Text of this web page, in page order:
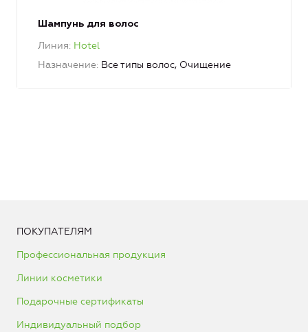
Шампунь для волос
Линия Hotel
Назначение Все типы волос, Очищение
ПОКУПАТЕЛЯМ
Профессиональная продукция
Линии косметики
Подарочные сертификаты
Индивидуальный подбор